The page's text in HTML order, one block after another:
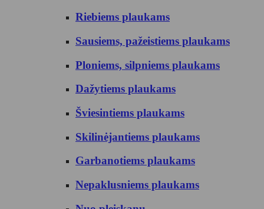
Riebiems plaukams
Sausiems, pažeistiems plaukams
Ploniems, silpniems plaukams
Dažytiems plaukams
Šviesintiems plaukams
Skilinėjantiems plaukams
Garbanotiems plaukams
Nepaklusniems plaukams